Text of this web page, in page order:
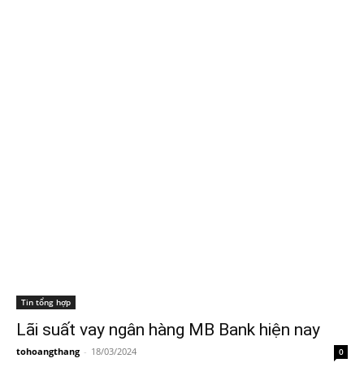
Tin tổng hợp
Lãi suất vay ngân hàng MB Bank hiện nay
tohoangthang - 18/03/2024 0